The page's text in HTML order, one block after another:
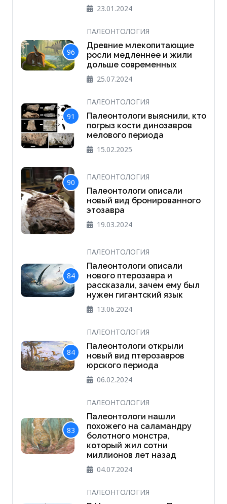
23.01.2024
96
ПАЛЕОНТОЛОГИЯ
Древние млекопитающие
росли медленнее и жили
дольше современных
25.07.2024
91
ПАЛЕОНТОЛОГИЯ
Палеонтологи выяснили, кто
погрыз кости динозавров
мелового периода
15.02.2025
90
ПАЛЕОНТОЛОГИЯ
Палеонтологи описали
новый вид бронированного
этозавра
19.03.2024
84
ПАЛЕОНТОЛОГИЯ
Палеонтологи описали
нового птерозавра и
рассказали, зачем ему был
нужен гигантский язык
13.06.2024
84
ПАЛЕОНТОЛОГИЯ
Палеонтологи открыли
новый вид птерозавров
юрского периода
06.02.2024
83
ПАЛЕОНТОЛОГИЯ
Палеонтологи нашли
похожего на саламандру
болотного монстра,
который жил сотни
миллионов лет назад
04.07.2024
ПАЛЕОНТОЛОГИЯ